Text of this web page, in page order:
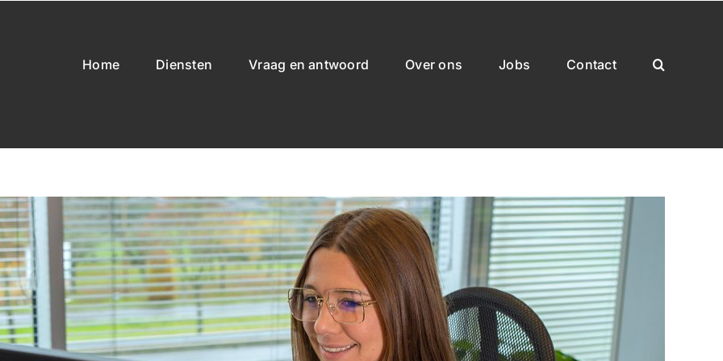
Home Diensten Vraag en antwoord Over ons Jobs Contact